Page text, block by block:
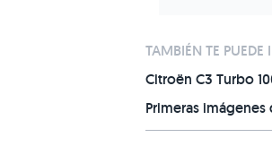
TAMBIÉN TE PUEDE
Citroën C3 Turbo
Primeras